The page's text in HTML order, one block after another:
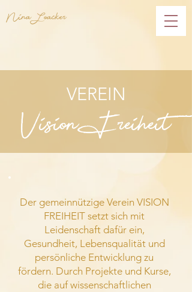
Nina Loacker
VEREIN
Vision Freiheit
Der gemeinnützige Verein VISION
FREIHEIT setzt sich mit
Leidenschaft dafür ein,
Gesundheit, Lebensqualität und
persönliche Entwicklung zu
fördern. Durch Projekte und Kurse,
die auf wissenschaftlichen